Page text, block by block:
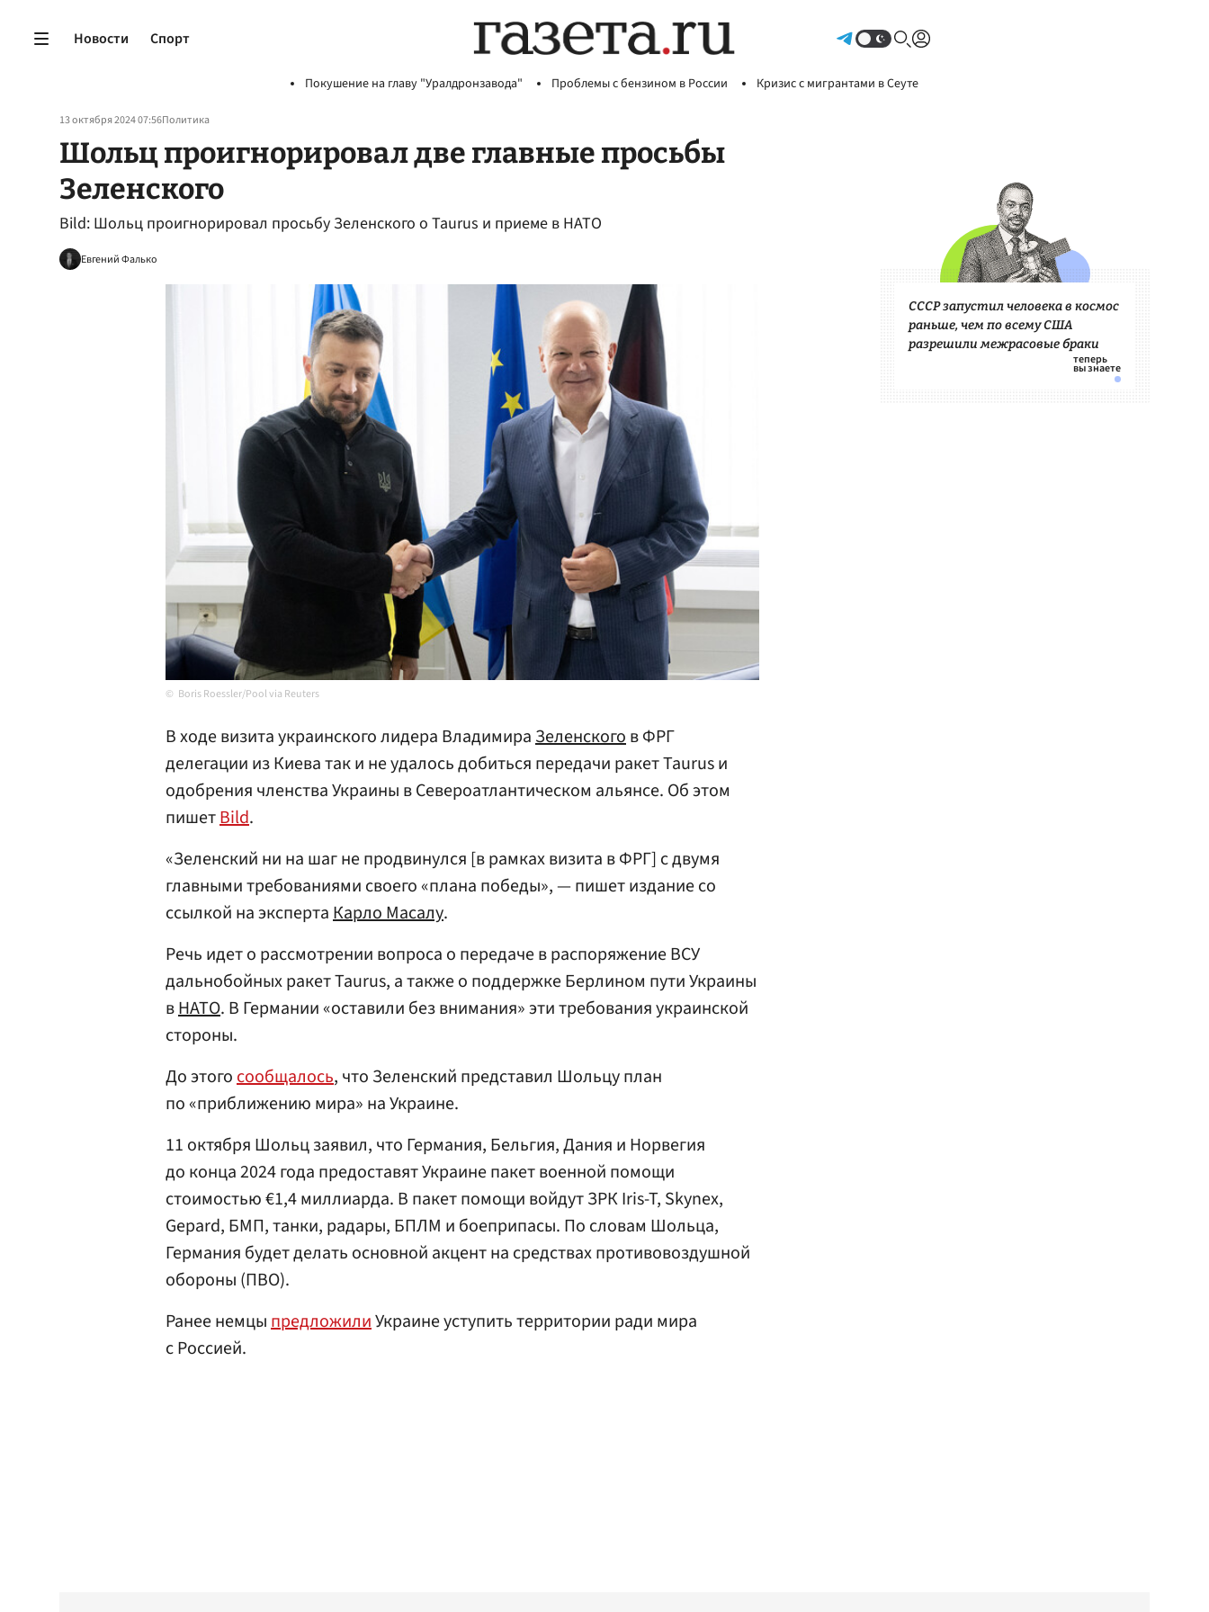
Новости Спорт
Покушение на главу "Уралдронзавода" Проблемы с бензином в России Кризис с мигрантами в Сеуте
13 октября 2024 07:56Политика
Шольц проигнорировал две главные просьбы
Зеленского
Bild: Шольц проигнорировал просьбу Зеленского о Taurus и приеме в НАТО
Евгений Фалько
Boris Roessler/Pool via Reuters
В ходе визита украинского лидера ВладимираЗеленскогов ФРГ
делегации из Киева так и не удалось добиться передачи ракет Taurus и
одобрения членства Украины в Североатлантическом альянсе. Об этом
пишетBild.
«Зеленский ни на шаг не продвинулся [в рамках визита в ФРГ] с двумя
главными требованиями своего «плана победы», — пишет издание со
ссылкой на экспертаКарло Масалу.
Речь идет о рассмотрении вопроса о передаче в распоряжение ВСУ
дальнобойных ракет Taurus, а также о поддержке Берлином пути Украины
вНАТО. В Германии «оставили без внимания» эти требования украинской
стороны.
До этогосообщалось, что Зеленский представил Шольцу план
по «приближению мира» на Украине.
11 октября Шольц заявил, что Германия, Бельгия, Дания и Норвегия
до конца 2024 года предоставят Украине пакет военной помощи
стоимостью €1,4 миллиарда. В пакет помощи войдут ЗРК Iris-T, Skynex,
Gepard, БМП, танки, радары, БПЛМ и боеприпасы. По словам Шольца,
Германия будет делать основной акцент на средствах противовоздушной
обороны (ПВО).
Ранее немцыпредложилиУкраине уступить территории ради мира
с Россией.
СССР запустил человека в космос
раньше, чем по всему США
разрешили межрасовые браки